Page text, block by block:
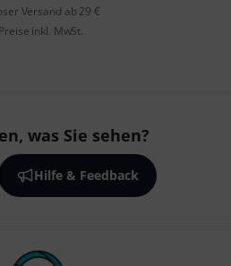
Versand ab 29 €
inkl. MwSt.
was Sie sehen?
Hilfe & Feedback